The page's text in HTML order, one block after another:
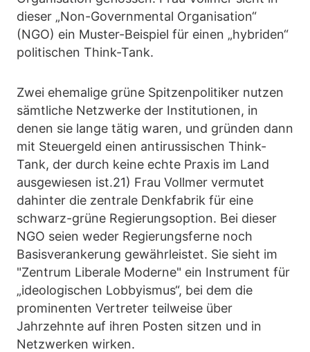
dieser „Non-Governmental Organisation“
(NGO) ein Muster-Beispiel für einen „hybriden“
politischen Think-Tank.
Zwei ehemalige grüne Spitzenpolitiker nutzen
sämtliche Netzwerke der Institutionen, in
denen sie lange tätig waren, und gründen dann
mit Steuergeld einen antirussischen Think-
Tank, der durch keine echte Praxis im Land
ausgewiesen ist.21) Frau Vollmer vermutet
dahinter die zentrale Denkfabrik für eine
schwarz-grüne Regierungsoption. Bei dieser
NGO seien weder Regierungsferne noch
Basisverankerung gewährleistet. Sie sieht im
"Zentrum Liberale Moderne" ein Instrument für
„ideologischen Lobbyismus“, bei dem die
prominenten Vertreter teilweise über
Jahrzehnte auf ihren Posten sitzen und in
Netzwerken wirken.